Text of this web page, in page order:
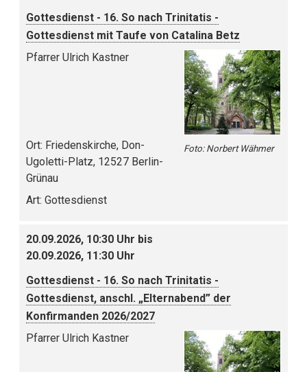
Gottesdienst - 16. So nach Trinitatis -
Gottesdienst mit Taufe von Catalina Betz
Foto: Norbert Wähmer
Pfarrer Ulrich Kastner
Ort: Friedenskirche, Don-
Ugoletti-Platz, 12527 Berlin-
Grünau
Art: Gottesdienst
20.09.2026, 10:30 Uhr bis
20.09.2026, 11:30 Uhr
Gottesdienst - 16. So nach Trinitatis -
Gottesdienst, anschl. „Elternabend” der
Konfirmanden 2026/2027
Pfarrer Ulrich Kastner